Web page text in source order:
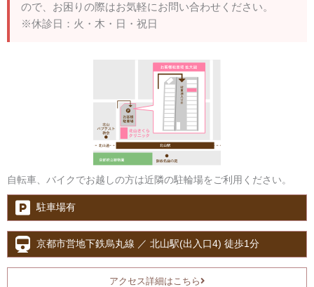
ので、お困りの際はお気軽にお問い合わせください。
※休診日：火・木・日・祝日
自転車、バイクでお越しの方は近隣の駐輪場をご利用ください。
駐車場有
京都市営地下鉄烏丸線 ／ 北山駅(出入口4) 徒歩1分
アクセス詳細はこちら